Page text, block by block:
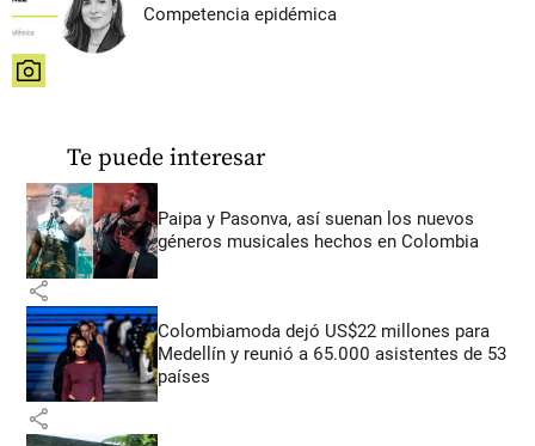
Competencia epidémica
share
Te puede interesar
Paipa y Pasonva, así suenan los nuevos
géneros musicales hechos en Colombia
share
Colombiamoda dejó US$22 millones para
Medellín y reunió a 65.000 asistentes de 53
países
share